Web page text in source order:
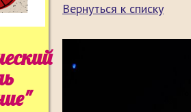
Вернуться к списку